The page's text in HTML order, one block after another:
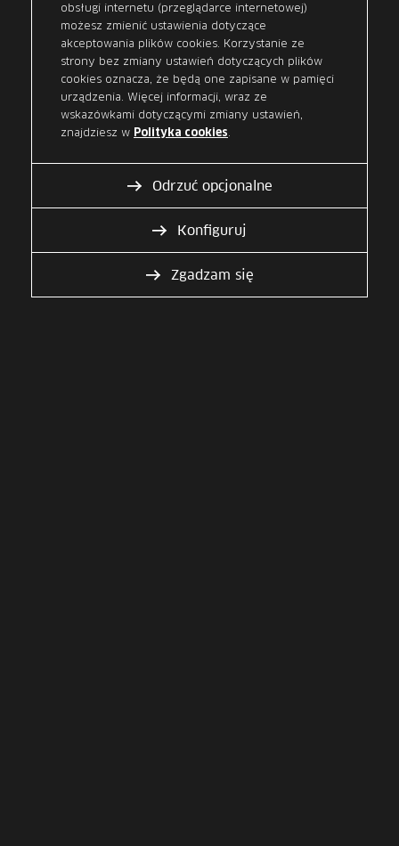
Co zyskuje bank dzięki
usłudze mojeID?
Rozszerzenie oferty
usług cyfrowych
Aktualnie czytasz
obsługi internetu (przeglądarce internetowej)
możesz zmienić ustawienia dotyczące
akceptowania plików cookies. Korzystanie ze
strony bez zmiany ustawień dotyczących plików
cookies oznacza, że będą one zapisane w pamięci
urządzenia. Więcej informacji, wraz ze
wskazówkami dotyczącymi zmiany ustawień,
znajdziesz w Polityka cookies.
Odrzuć opcjonalne
Konfiguruj
Zgadzam się